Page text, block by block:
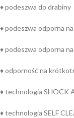
♦ podeszwa do drabiny
♦ podeszwa odporna
♦ podeszwa odporna
♦ odporność na
♦ technologia SHOCK
♦ technologia SELF